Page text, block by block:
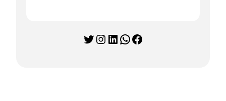
Twitter Instagram LinkedIn WhatsApp Facebook